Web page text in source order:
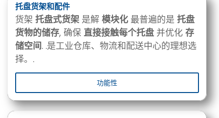
托盘货架和配件
货架 托盘式货架 是解 模块化 最普遍的是 托盘
货物的储存, 确保 直接接触每个托盘 并优化 存
储空间. .是工业仓库、物流和配送中心的理想选
择。.
功能性